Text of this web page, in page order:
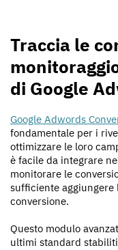
Traccia le
di Google
Google Adwords
fondamentale per i
ottimizzare le loro
è facile da integrare
monitorare le
sufficiente
conversione.
Questo modulo
ultimi standard